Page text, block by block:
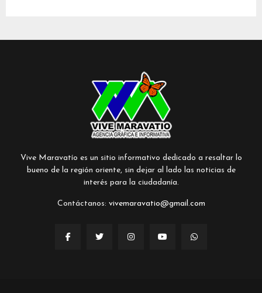
Vive Maravatío es un sitio informativo dedicado a resaltar lo
bueno de la región oriente, sin dejar al lado las noticias de
interés para la ciudadanía.
Contáctanos: vivemaravatio@gmail.com